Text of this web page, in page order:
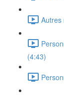
Autres
(4:43)